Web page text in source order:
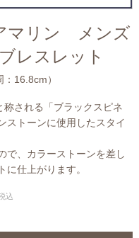
マリン メンズ
レスレット
16.8cm）
される「ブラックスピネ
ストーンに使用したスタイ
で、カラーストーンを差し
仕上がります。
込